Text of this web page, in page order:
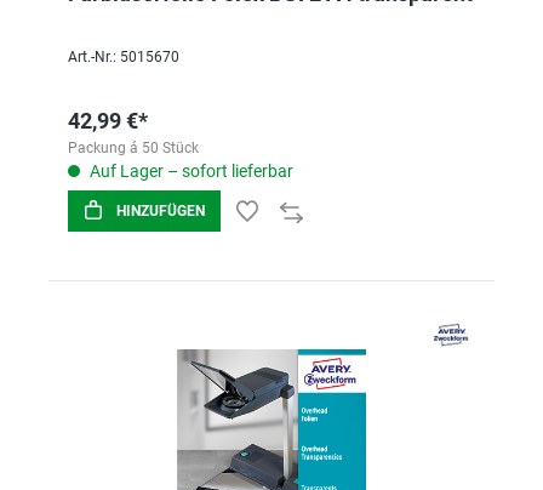
Art.-Nr.: 5015670
42,99 €*
Packung á 50 Stück
Auf Lager – sofort lieferbar
HINZUFÜGEN